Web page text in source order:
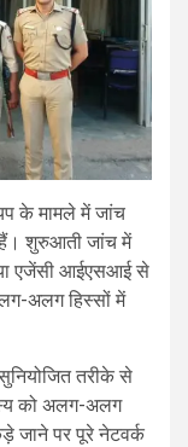
के मामले में जांच
हैं। शुरुआती जांच में
एजेंसी आईएसआई से
अलग हिस्सों में
तरीके से
को अलग-अलग
जाने पर पूरे नेटवर्क